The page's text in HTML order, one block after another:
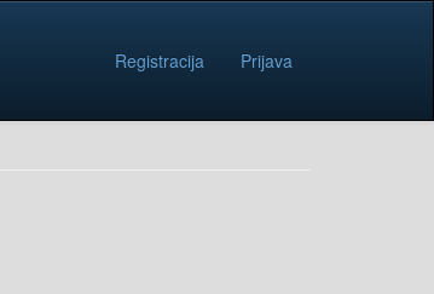
Registracija Prijava